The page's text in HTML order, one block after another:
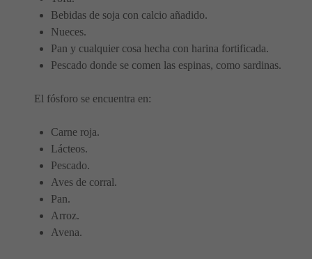
Bebidas de soja con calcio añadido.
Nueces.
Pan y cualquier cosa hecha con harina fortificada.
Pescado donde se comen las espinas, como sardinas.
El fósforo se encuentra en:
Carne roja.
Lácteos.
Pescado.
Aves de corral.
Pan.
Arroz.
Avena.